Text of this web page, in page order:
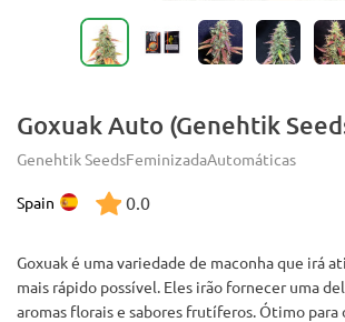
Goxuak Auto (Genehtik
Genehtik SeedsFeminizadaAutomáticas
Spain 0.0
Goxuak é uma variedade de maconha que irá
mais rápido possível. Eles irão fornecer uma
aromas florais e sabores frutíferos. Ótimo para